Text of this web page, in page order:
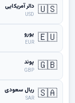
🇺🇸 دالر آمریکایی
USD
🇪🇺 یورو
EUR
🇬🇧 پوند
GBP
🇸🇦 ریال سعودی
SAR